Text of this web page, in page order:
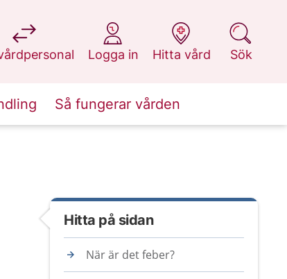
på 1177.se
Logga in
på 1177.se
Hitta vård
på 1177.se
Sök
på 1177.se
Så fungerar vården
Hitta på sidan
När är det feber?